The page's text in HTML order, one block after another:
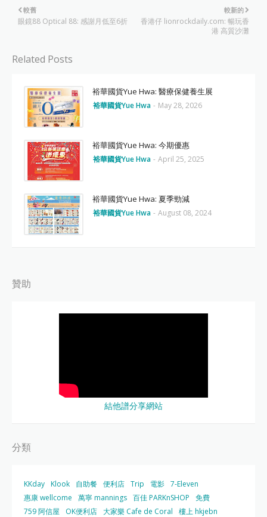
較新的
香港仔 lionrockdaily.com: 暢玩香
港 高質沙灘
較舊
眼鏡88 Optical 88: 感謝月低至6折
Related Posts
裕華國貨Yue Hwa: 醫療保健養生展
裕華國貨Yue Hwa - May 28, 2026
裕華國貨Yue Hwa: 今期優惠
裕華國貨Yue Hwa - April 25, 2025
裕華國貨Yue Hwa: 夏季勁減
裕華國貨Yue Hwa - August 08, 2024
贊助
結他譜分享網站
分類
KKday Klook 自助餐 便利店 Trip 電影 7-Eleven
惠康 wellcome
萬寧 mannings 百佳 PARKnSHOP
免費
759 阿信屋
OK便利店 大家樂 Cafe de Coral
樓上 hkjebn